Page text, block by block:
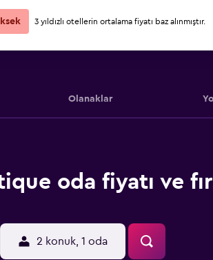
Olanaklar
oda fiyatı ve
2 konuk, 1 oda
3 yıldızlı otellerin ortalama fiyatı baz alınmıştır.